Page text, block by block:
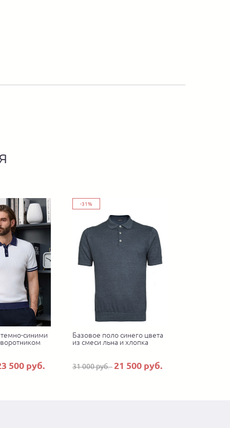
синими
500 руб.
-31%
Базовое поло синего цвета
из смеси льна и хлопка
31 000 руб. 21 500 руб.